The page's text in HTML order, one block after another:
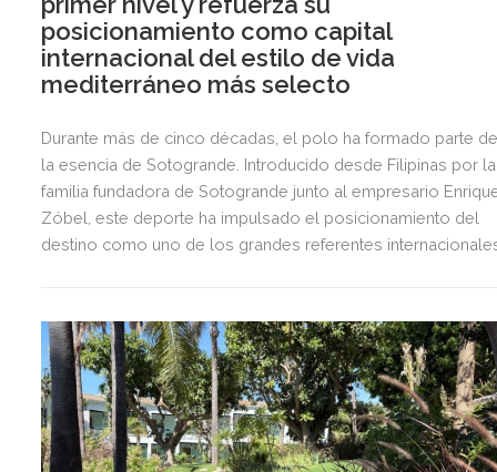
posicionamiento como capital
internacional del estilo de vida
mediterráneo más selecto
Durante más de cinco décadas, el polo ha formado parte
la esencia de Sotogrande. Introducido desde Filipinas por la
familia fundadora de Sotogrande junto al empresario
Zóbel, este deporte ha impulsado el posicionamiento del
destino como uno de los grandes referentes
exclusiva agenda social.